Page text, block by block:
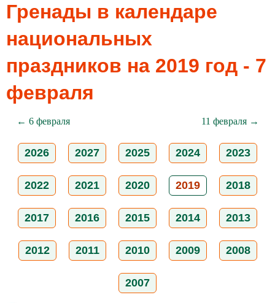
Гренады в календаре
национальных
праздников на 2019 год - 7
февраля
← 6 февраля 11 февраля →
2026 2027 2025 2024 2023
2022 2021 2020 2019 2018
2017 2016 2015 2014 2013
2012 2011 2010 2009 2008
2007